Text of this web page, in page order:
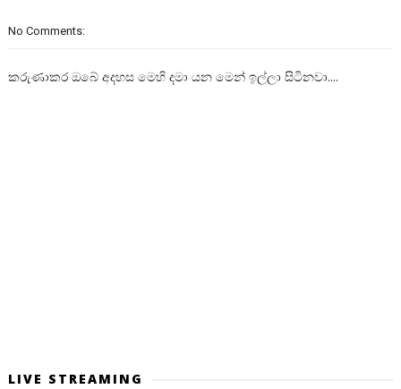
No Comments:
කරුණාකර ඔබේ අදහස මෙහි දමා යන මෙන් ඉල්ලා සිටිනවා....
LIVE STREAMING